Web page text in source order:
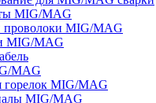
MIG/MAG
MIG/MAG
MIG/MAG
MAG
горелок MIG/MAG
MIG/MAG